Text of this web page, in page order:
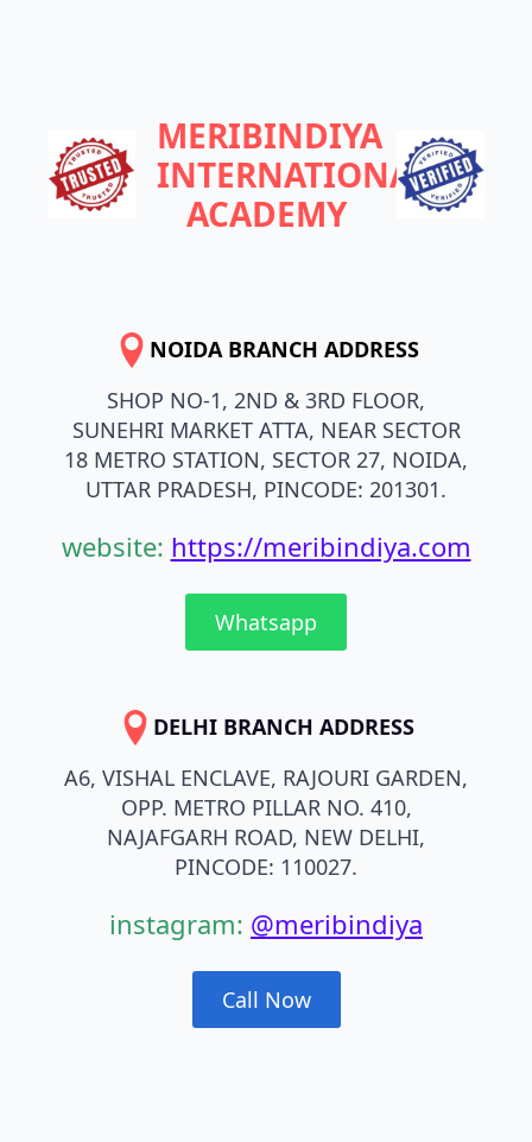
MERIBINDIYA
INTERNATIONAL
ACADEMY
NOIDA BRANCH ADDRESS
SHOP NO-1, 2ND & 3RD FLOOR,
SUNEHRI MARKET ATTA, NEAR SECTOR
18 METRO STATION, SECTOR 27, NOIDA,
UTTAR PRADESH, PINCODE: 201301.
website: https://meribindiya.com
Whatsapp
DELHI BRANCH ADDRESS
A6, VISHAL ENCLAVE, RAJOURI GARDEN,
OPP. METRO PILLAR NO. 410,
NAJAFGARH ROAD, NEW DELHI,
PINCODE: 110027.
instagram: @meribindiya
Call Now